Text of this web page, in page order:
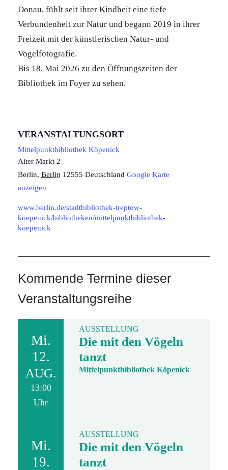
Donau, fühlt seit ihrer Kindheit eine tiefe
Verbundenheit zur Natur und begann 2019 in ihrer
Freizeit mit der künstlerischen Natur- und
Vogelfotografie.
Bis 18. Mai 2026 zu den Öffnungszeiten der
Bibliothek im Foyer zu sehen.
VERANSTALTUNGSORT
Mittelpunktbibliothek Köpenick
Alter Markt 2
Berlin, Berlin 12555 Deutschland Google Karte
anzeigen
www.berlin.de/stadtbibliothek-treptow-
koepenick/bibliotheken/mittelpunktbibliothek-
koepenick
Kommende Termine dieser
Veranstaltungsreihe
Mi.
12.
AUG.
13:00
Uhr
AUSSTELLUNG
Die mit den Vögeln
tanzt
Mittelpunktbibliothek Köpenick
Mi.
19.
AUSSTELLUNG
Die mit den Vögeln
tanzt